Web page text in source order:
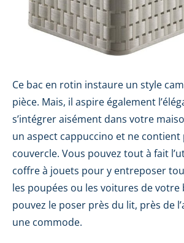
Ce bac en rotin instaure un style
pièce. Mais, il aspire également
s’intégrer aisément dans votre
un aspect cappuccino et ne contient
couvercle. Vous pouvez tout à fait
coffre à jouets pour y entreposer
les poupées ou les voitures de votre
pouvez le poser près du lit, près de
une commode.